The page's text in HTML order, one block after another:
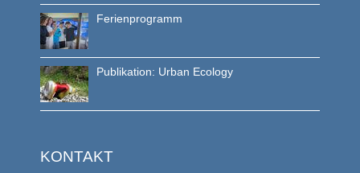
Ferienprogramm
Publikation: Urban Ecology
KONTAKT